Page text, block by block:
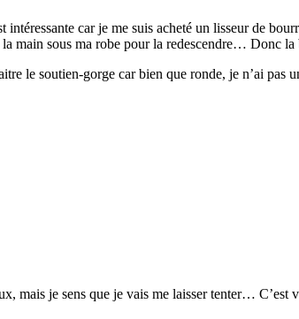
intéressante car je me suis acheté un lisseur de
la main sous ma robe pour la redescendre… Donc
le soutien-gorge car bien que ronde, je n’ai
mais je sens que je vais me laisser tenter…